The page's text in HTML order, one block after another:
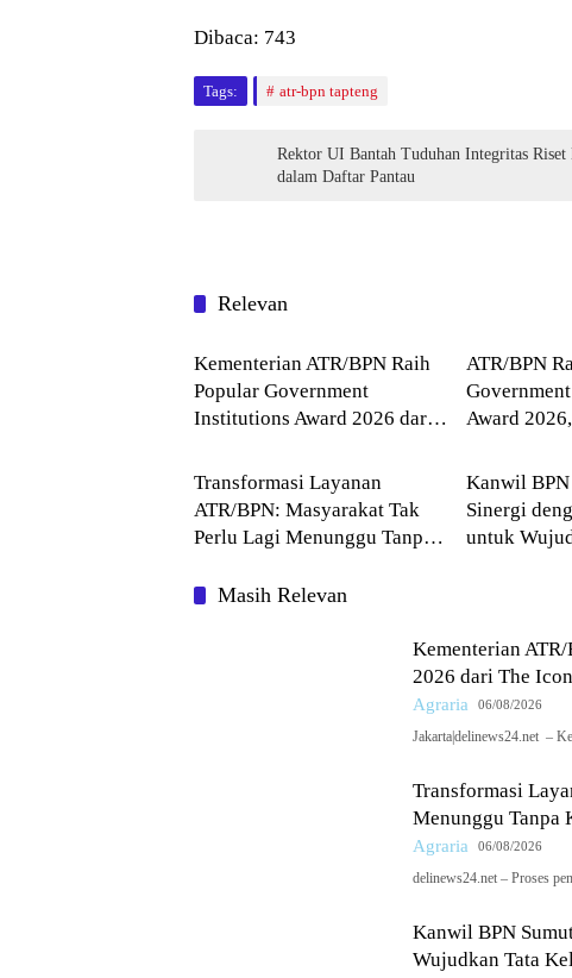
Dibaca: 743
Tags: atr-bpn tapteng
Rektor UI Bantah Tuduhan Integritas Riset
dalam Daftar Pantau
Relevan
Agraria
Kementerian ATR/BPN Raih
Popular Government
Institutions Award 2026 dari
ATR/BPN
Award
Komunikasi
Transformasi Layanan
ATR/BPN: Masyarakat Tak
Perlu Lagi Menunggu Tanpa
Kanwil
Sinergi
untuk
Masih Relevan
Kementerian
2026 dari The
Agraria 06/08/2026
Jakarta|delinews24.net –
Transformasi
Menunggu Tanpa
Agraria 06/08/2026
delinews24.net – Proses
Kanwil BPN
Wujudkan Tata